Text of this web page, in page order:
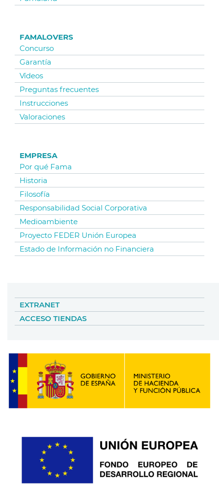
FAMALOVERS
Concurso
Garantía
Vídeos
Preguntas frecuentes
Instrucciones
Valoraciones
EMPRESA
Por qué Fama
Historia
Filosofía
Responsabilidad Social Corporativa
Medioambiente
Proyecto FEDER Unión Europea
Estado de Información no Financiera
EXTRANET
ACCESO TIENDAS